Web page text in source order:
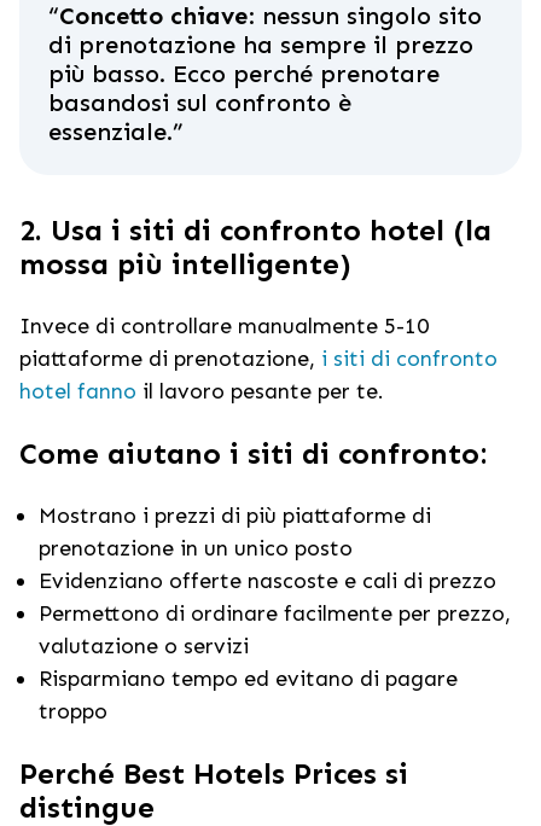
“Concetto chiave: nessun singolo sito
di prenotazione ha sempre il prezzo
più basso. Ecco perché prenotare
basandosi sul confronto è
essenziale.”
2. Usa i siti di confronto hotel (la
mossa più intelligente)
Invece di controllare manualmente 5-10
piattaforme di prenotazione, i siti di confronto
hotel fanno il lavoro pesante per te.
Come aiutano i siti di confronto:
Mostrano i prezzi di più piattaforme di
prenotazione in un unico posto
Evidenziano offerte nascoste e cali di prezzo
Permettono di ordinare facilmente per prezzo,
valutazione o servizi
Risparmiano tempo ed evitano di pagare
troppo
Perché Best Hotels Prices si
distingue